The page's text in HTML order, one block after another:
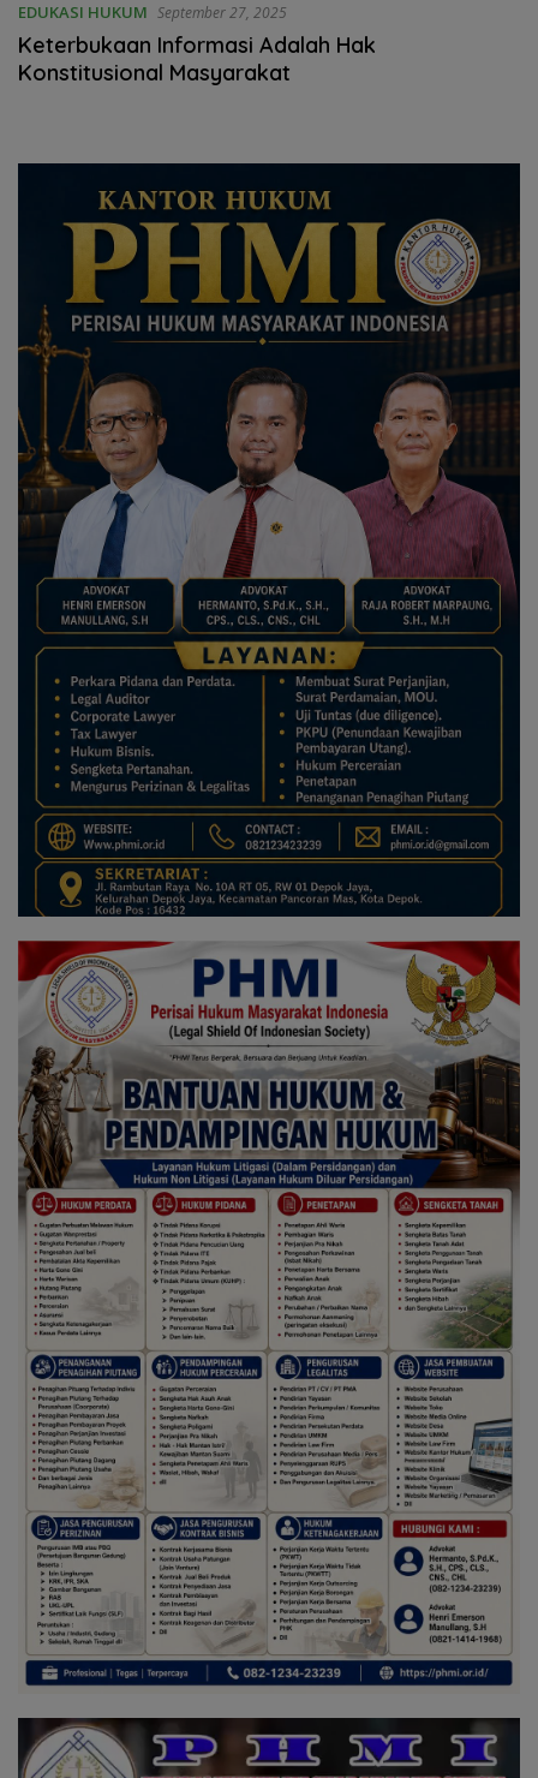
EDUKASI HUKUM September 27, 2025
Keterbukaan Informasi Adalah Hak
Konstitusional Masyarakat
Pemutar
Video